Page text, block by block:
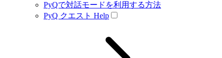
PyQで対話モードを利用する方法
PyQ クエスト Help